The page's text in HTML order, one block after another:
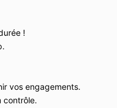
!
vos engagements.
contrôle.